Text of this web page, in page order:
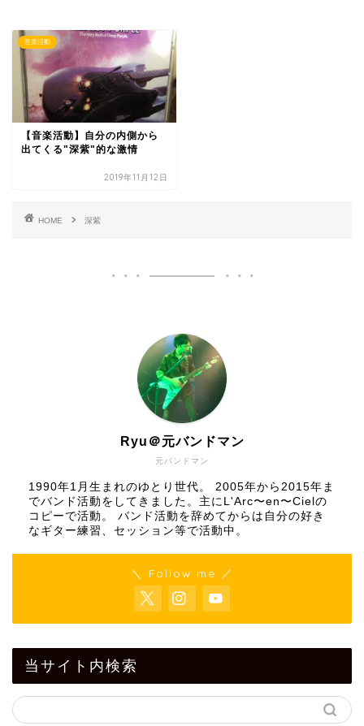
音楽活動
【音楽活動】自分の内側から
出てくる"深紫"的な激情
2019年11月12日
HOME 深紫
元バンドマン
Ryu＠元バンドマン
1990年1月生まれのゆとり世代。 2005年から2015年ま
でバンド活動をしてきました。主にL'Arc〜en〜Cielの
コピーで活動。 バンド活動を辞めてからは自分の好き
なギター練習、セッション等で活動中。
＼ Follow me ／
当サイト内検索